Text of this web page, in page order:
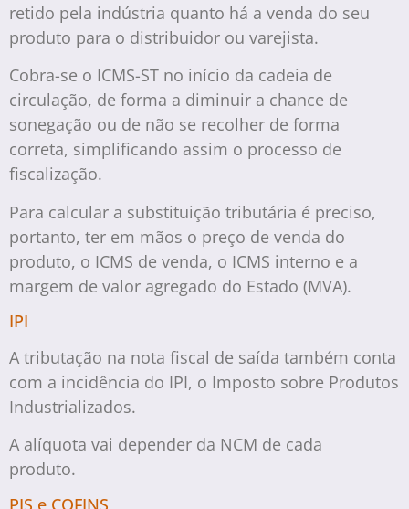
retido pela indústria quanto há a venda do seu
produto para o distribuidor ou varejista.
Cobra-se o ICMS-ST no início da cadeia de
circulação, de forma a diminuir a chance de
sonegação ou de não se recolher de forma
correta, simplificando assim o processo de
fiscalização.
Para calcular a substituição tributária é preciso,
portanto, ter em mãos o preço de venda do
produto, o ICMS de venda, o ICMS interno e a
margem de valor agregado do Estado (MVA).
IPI
A tributação na nota fiscal de saída também conta
com a incidência do IPI, o Imposto sobre Produtos
Industrializados.
A alíquota vai depender da NCM de cada
produto.
PIS e COFINS